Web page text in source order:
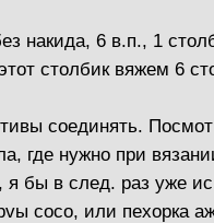
накида, 6 в.п., 1
столбик вяжем 6
соединять.
где нужно при
бы в след. раз уже
сосо, или пехорка